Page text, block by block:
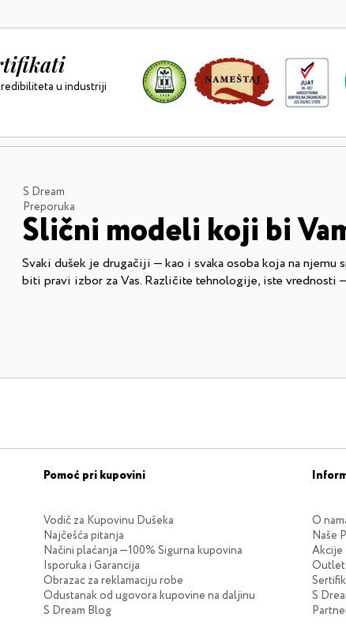
u industriji
S Dream
Preporuka
Slični modeli koji bi
Svaki dušek je drugačiji — kao i svaka osoba koja na
biti pravi izbor za Vas. Različite tehnologije, iste vrednosti
Pomoć pri kupovini
Vodič za Kupovinu Dušeka
Najčešća pitanja
Načini plaćanja —100% Sigurna kupovina
Isporuka i Garancija
Obrazac za reklamaciju robe
Odustanak od ugovora kupovine na daljinu
S Dream Blog
O
Naše
Akcije
Outlet
S